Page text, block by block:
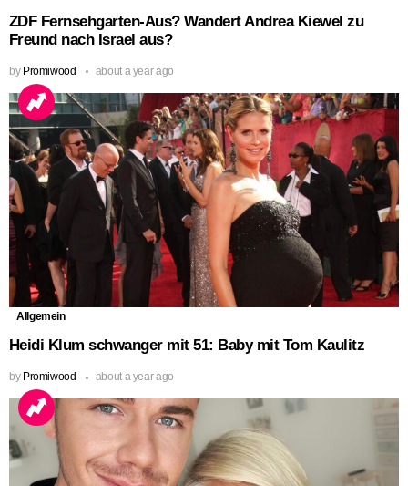
ZDF Fernsehgarten-Aus? Wandert Andrea Kiewel zu
Freund nach Israel aus?
by Promiwood about a year ago
Allgemein
Heidi Klum schwanger mit 51: Baby mit Tom Kaulitz
by Promiwood about a year ago